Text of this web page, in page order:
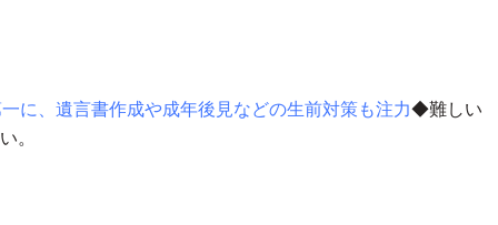
に、遺言書作成や成年後見などの生前対策も注力◆難しい
。